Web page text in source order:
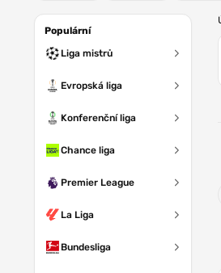
Populární
Liga mistrů
Evropská liga
Konferenční liga
Chance liga
Premier League
La Liga
Bundesliga